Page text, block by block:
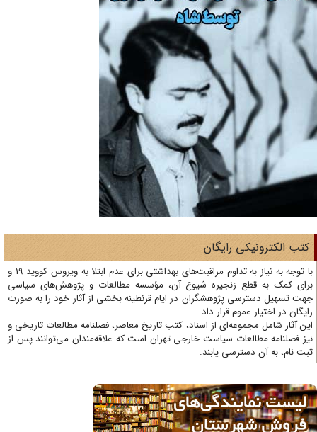
الکترونیکی رایگان
با توجه به نیاز به تداوم مراقبت‌های بهداشتی برای عدم ابتلا به ویروس کووید 19 و
کمک به قطع زنجیره شیوع آن، مؤسسه مطالعات و پژوهش‌های سیاسی
تسهیل دسترسی پژوهشگران در ایام قرنطینه بخشی از آثار خود را به صورت
در اختیار عموم قرار داد.
آثار شامل مجموعه‌ای از اسناد، کتب تاریخ معاصر، فصلنامه‌ مطالعات تاریخی و
فصلنامه مطالعات سیاست خارجی تهران است که علاقه‌مندان می‌توانند پس از
نام، به آن دسترسی یابند.